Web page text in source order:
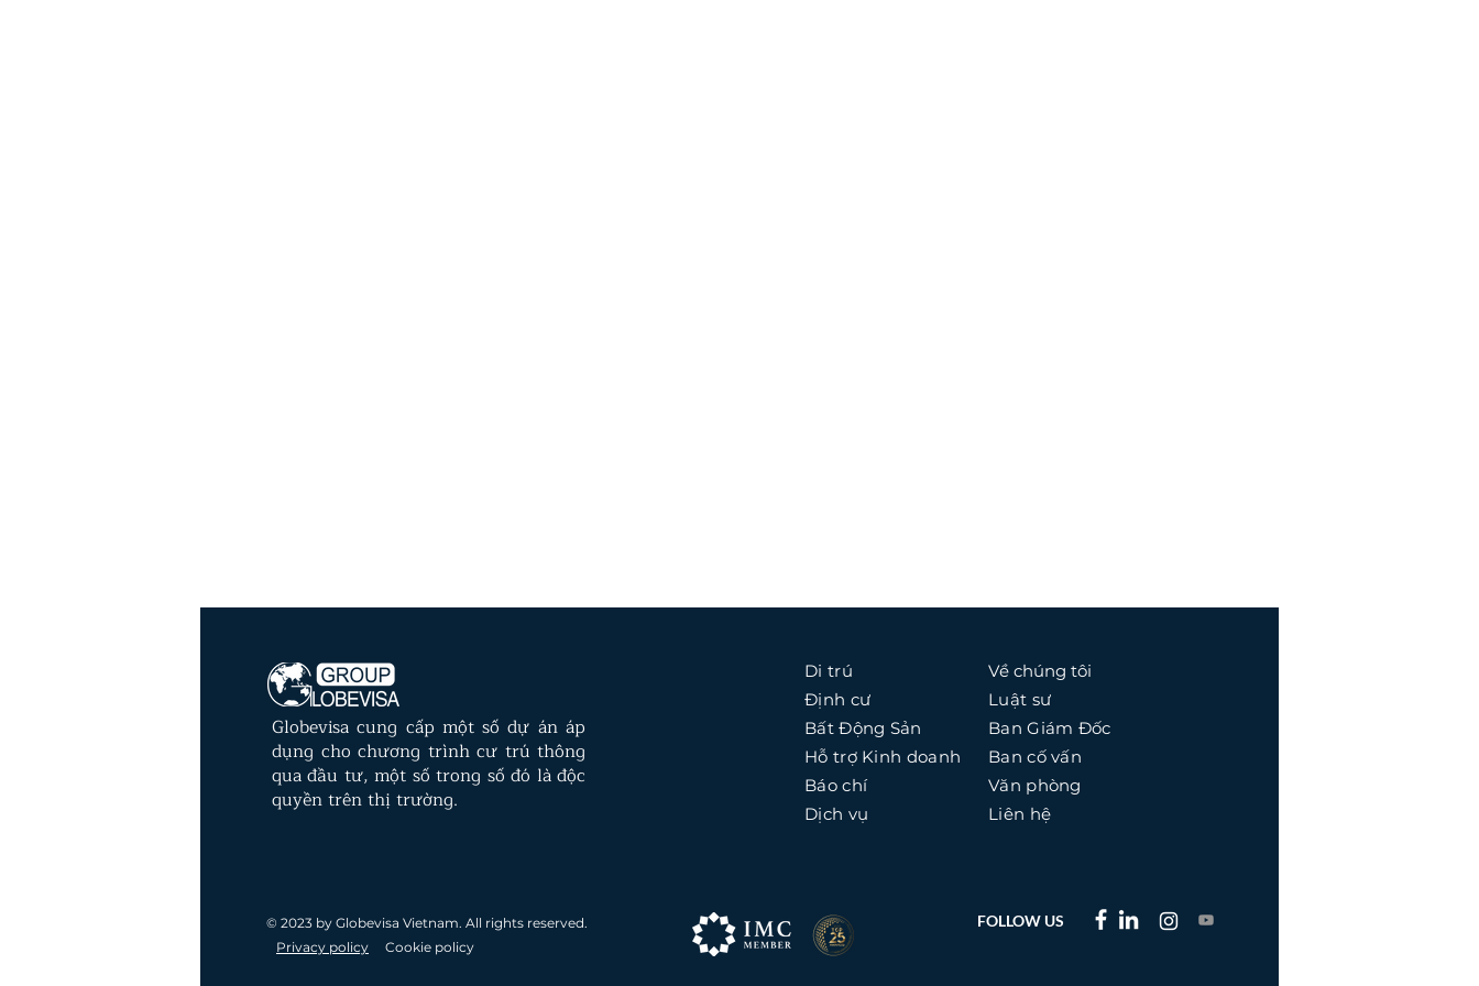
Globevisa cung cấp một số dự án áp
dụng cho chương trình cư trú thông
qua đầu tư, một số trong số đó là độc
quyền trên thị trường.
Di trú
Định cư
Bất Động Sản
Hỗ trợ Kinh doanh
Báo chí
Dịch vụ
Về chúng tôi
Luật sư
Ban Giám Đốc
Ban cố vấn
​Văn phòng
Liên hệ
© 2023 by Globevisa Vietnam. All rights reserved.
Privacy policy
Cookie policy
FOLLOW US